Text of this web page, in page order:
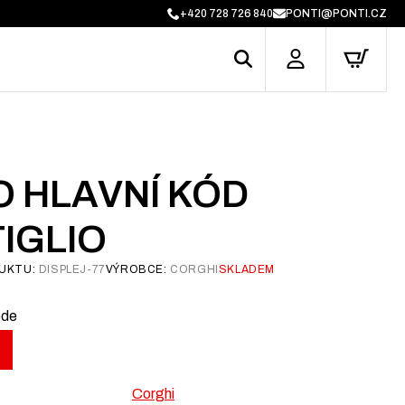
+420 728 726 840 PONTI@PONTI.CZ
HLAVNÍ KÓD
DISPLEJ-77VÝROBCE: CORGHI SKLADEM
Corghi